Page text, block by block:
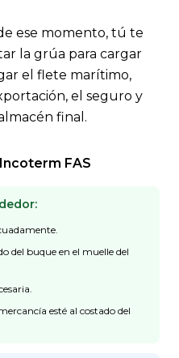
ese momento, tú te
la grúa para cargar
el flete marítimo,
el seguro y
final.
FAS
del buque en el muelle del
esté al costado del